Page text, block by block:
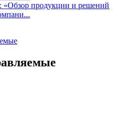
продукции и решений